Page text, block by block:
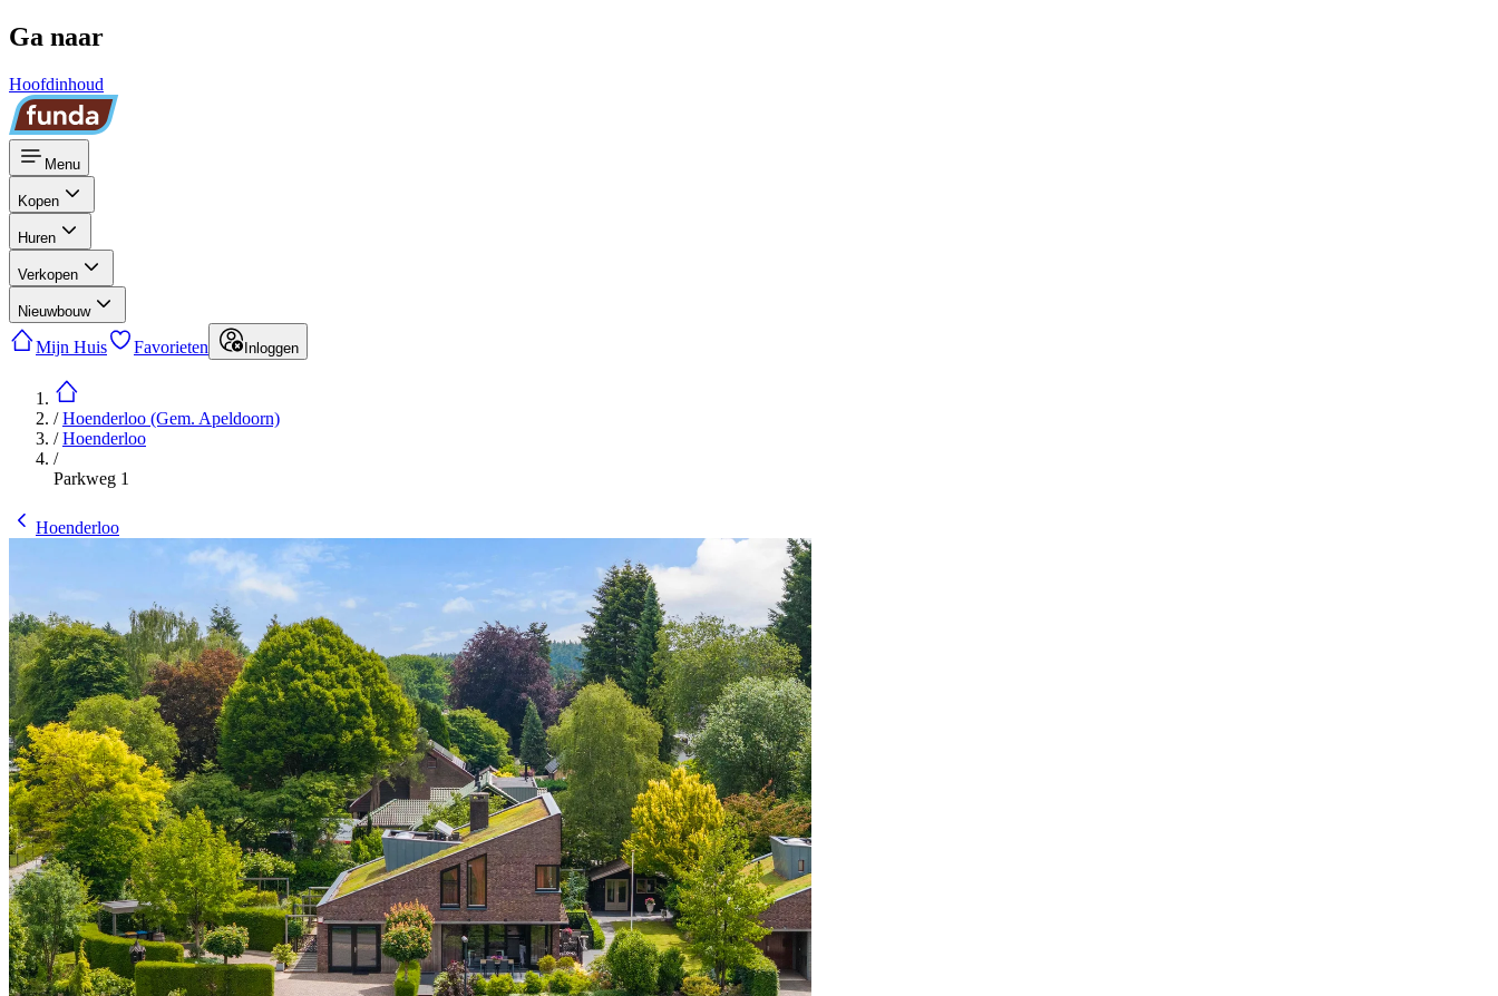
Ga naar
Hoofdinhoud
Menu
Kopen
Huren
Verkopen
Nieuwbouw
Mijn Huis Favorieten Inloggen
/Hoenderloo (Gem. Apeldoorn)
/Hoenderloo
/
Parkweg 1
Hoenderloo